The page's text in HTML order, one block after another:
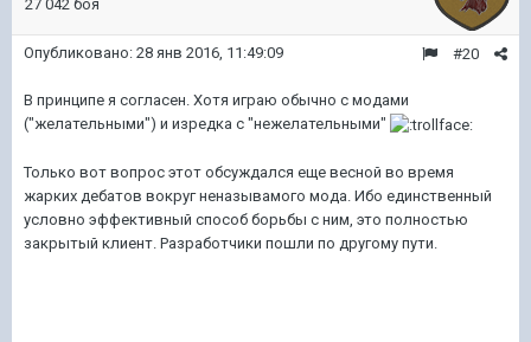
27 042 боя
#20
Опубликовано: 28 янв 2016, 11:49:09
В принципе я согласен. Хотя играю обычно с модами
("желательными") и изредка с "нежелательными"
Только вот вопрос этот обсуждался еще весной во время
жарких дебатов вокруг неназывамого мода. Ибо единственный
условно эффективный способ борьбы с ним, это полностью
закрытый клиент. Разработчики пошли по другому пути.